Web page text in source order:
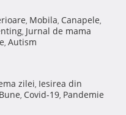
, Mobila, Canapele,
, Jurnal de mama
, Autism
zilei, Iesirea din
, Covid-19, Pandemie